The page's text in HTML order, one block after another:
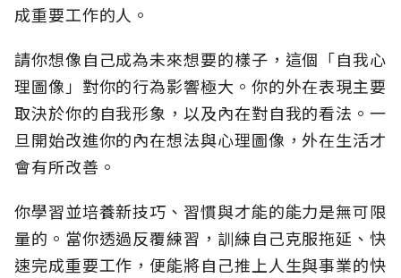
成重要工作的人。
請你想像自己成為未來想要的樣子，這個「自我心
理圖像」對你的行為影響極大。你的外在表現主要
取決於你的自我形象，以及內在對自我的看法。一
旦開始改進你的內在想法與心理圖像，外在生活才
會有所改善。
你學習並培養新技巧、習慣與才能的能力是無可限
量的。當你透過反覆練習，訓練自己克服拖延、快
速完成重要工作，便能將自己推上人生與事業的快